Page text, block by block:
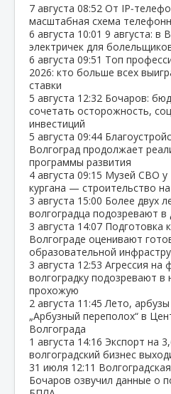
7 августа 08:52 От
масштабная схема
6 августа 10:01 9 августа: в
электричек для
6 августа 09:51 Топ
2026: кто больше всех
ставки
5 августа 12:32 Бочаров:
сочетать осторожность,
инвестиций
5 августа 09:44
Волгоград продолжает
программы развития
4 августа 09:15 Музей СВО у
кургана — строительство
3 августа 15:00 Более двух
волгоградца подозревают
3 августа 14:07 Подготовка
Волгограде оценивают
образовательной
3 августа 12:53 Агрессия на
волгоградку подозревают
прохожую
2 августа 11:45 Лето,
„Арбузный переполох“ в
Волгограда
1 августа 14:16 Экспорт на
волгоградский бизнес
31 июля 12:11
Бочаров озвучил данные о